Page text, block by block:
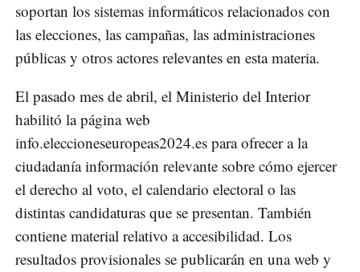
soportan los sistemas informáticos relacionados con
las elecciones, las campañas, las administraciones
públicas y otros actores relevantes en esta materia.
El pasado mes de abril, el Ministerio del Interior
habilitó la página web
info.eleccioneseuropeas2024.es para ofrecer a la
ciudadanía información relevante sobre cómo ejercer
el derecho al voto, el calendario electoral o las
distintas candidaturas que se presentan. También
contiene material relativo a accesibilidad. Los
resultados provisionales se publicarán en una web y